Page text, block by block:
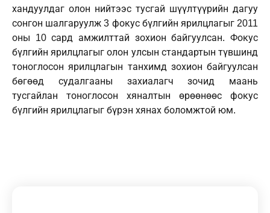
хандуулдаг олон нийтээс тусгай шүүлтүүрийн дагуу
сонгон шалгаруулж 3 фокус бүлгийн ярилцлагыг 2011
оны 10 сард амжилттай зохион байгуулсан. Фокус
бүлгийн ярилцлагыг олон улсын стандартын түвшинд
тоноглосон ярилцлагын танхимд зохион байгуулсан
бөгөөд судалгааны захиалагч зочид маань
тусгайлан тоноглосон хяналтын өрөөнөөс фокус
бүлгийн ярилцлагыг бүрэн хянах боломжтой юм.